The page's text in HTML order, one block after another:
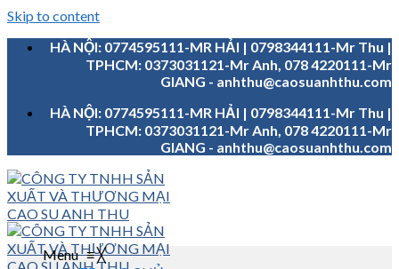
Skip to content
HÀ NỘI: 0774595111-MR HẢI | 0798344111-Mr Thu |
TPHCM: 0373031121-Mr Anh, 078 4220111-Mr
GIANG - anhthu@caosuanhthu.com
HÀ NỘI: 0774595111-MR HẢI | 0798344111-Mr Thu |
TPHCM: 0373031121-Mr Anh, 078 4220111-Mr
GIANG - anhthu@caosuanhthu.com
Menu≡╳